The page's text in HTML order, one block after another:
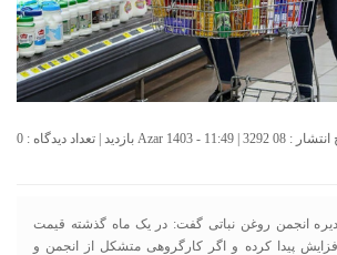
0
انجمن روغن نباتی گفت: در یک ماه گذشته قیمت
پیدا کرده و اگر کارگروهی متشکل از انجمن و